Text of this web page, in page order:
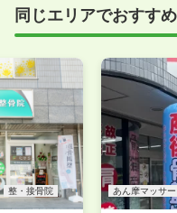
事前に確認すること
付けください！
同じエリアでおすす
整・接骨院 あん摩マッサ